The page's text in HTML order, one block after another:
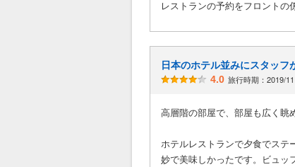
レストランの予約をフロントの
日本のホテル並みにスタッフ
4.0 旅行時期：2019/11
高層階の部屋で、部屋も広く眺
ホテルレストランで夕食でステ
妙で美味しかったです。ビュッ